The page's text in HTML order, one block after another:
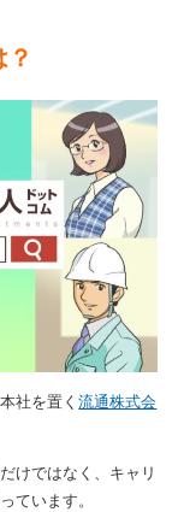
社を置く流通株式会
けではなく、キャリ
ています。